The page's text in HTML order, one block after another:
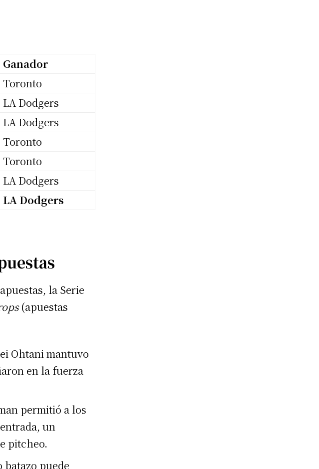
Ganador
Toronto
LA Dodgers
LA Dodgers
Toronto
Toronto
LA Dodgers
LA Dodgers
la Serie
(apuestas
Ohtani mantuvo
en la fuerza
permitió a los
un
pitcheo.
batazo puede